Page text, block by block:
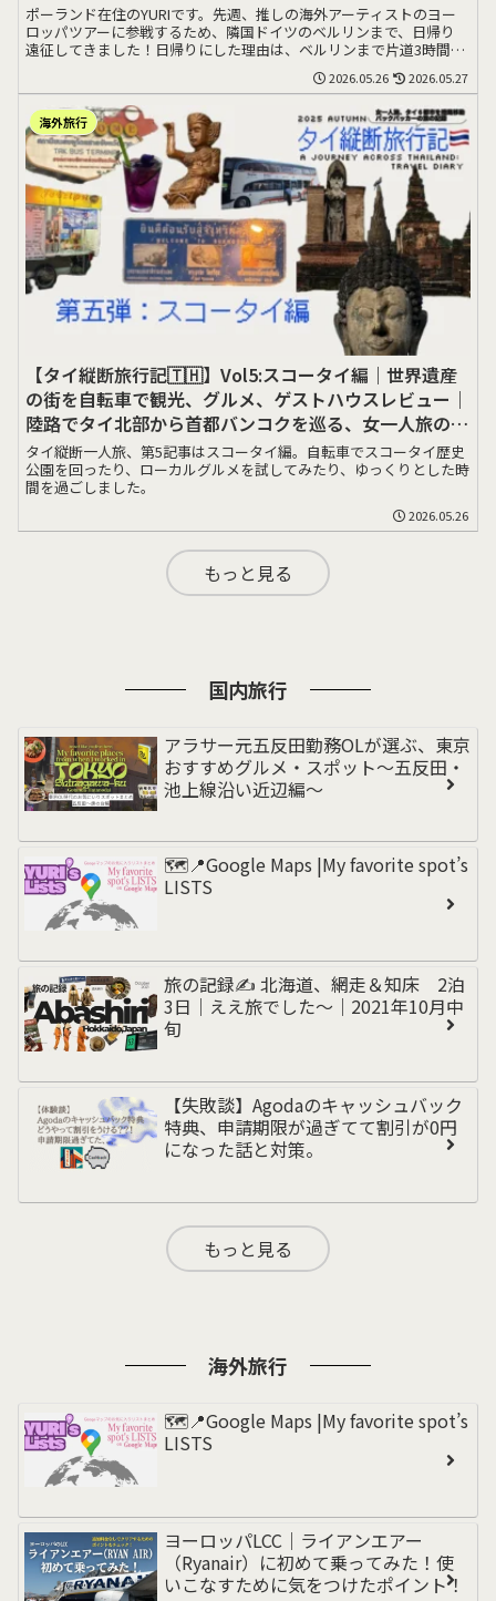
話。
ポーランド在住のYURIです。先週、推しの海外アーティストのヨー
ロッパツアーに参戦するため、隣国ドイツのベルリンまで、日帰り
遠征してきました！日帰りにした理由は、ベルリンまで片道3時間で
2026.05.26 2026.05.27
海外旅行
【タイ縦断旅行記🇹🇭】Vol5:スコータイ編｜世界遺産
の街を自転車で観光、グルメ、ゲストハウスレビュー｜
陸路でタイ北部から首都バンコクを巡る、女一人旅の記
録
タイ縦断一人旅、第5記事はスコータイ編。自転車でスコータイ歴史
公園を回ったり、ローカルグルメを試してみたり、ゆっくりとした時
間を過ごしました。
2026.05.26
もっと見る
国内旅行
アラサー元五反田勤務OLが選ぶ、東京
おすすめグルメ・スポット〜五反田・
池上線沿い近辺編〜
🗺️📍Google Maps |My favorite spot’s
LISTS
旅の記録✍️ 北海道、網走＆知床 2泊
3日｜ええ旅でした〜｜2021年10月中
旬
【失敗談】Agodaのキャッシュバック
特典、申請期限が過ぎてて割引が0円
になった話と対策。
もっと見る
海外旅行
🗺️📍Google Maps |My favorite spot’s
LISTS
ヨーロッパLCC｜ライアンエアー
（Ryanair）に初めて乗ってみた！使
いこなすために気をつけたポイント！